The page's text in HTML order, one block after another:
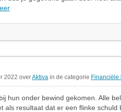
2022 overAktiva in de categorie Financiële
hun onder bewind gekomen. Alle
als resultaat dat er een flinke schuld